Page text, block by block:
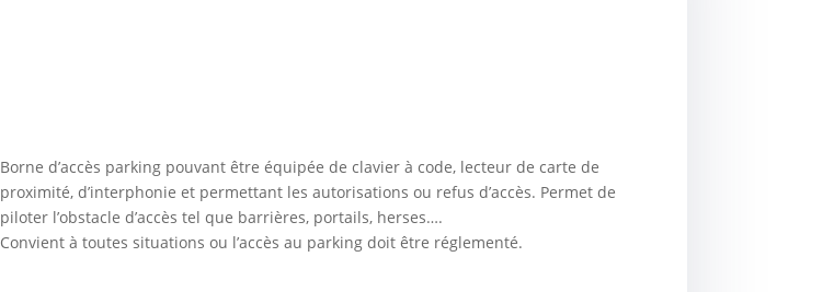
Borne d’accès parking pouvant être équipée de clavier à code, lecteur de carte de
proximité, d’interphonie et permettant les autorisations ou refus d’accès. Permet de
piloter l’obstacle d’accès tel que barrières, portails, herses….
Convient à toutes situations ou l’accès au parking doit être réglementé.